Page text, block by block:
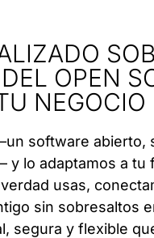
OPEN
NEGOCIO
software abierto,
y lo adaptamos a tu
usas,
sin sobresaltos
segura y flexible